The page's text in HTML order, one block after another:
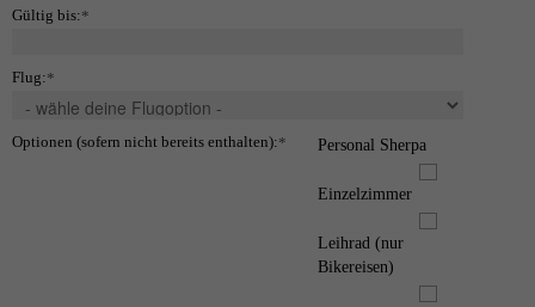
Gültig bis:*
Flug:*
Optionen (sofern nicht bereits enthalten):* Personal Sherpa
Einzelzimmer
Leihrad (nur
Bikereisen)